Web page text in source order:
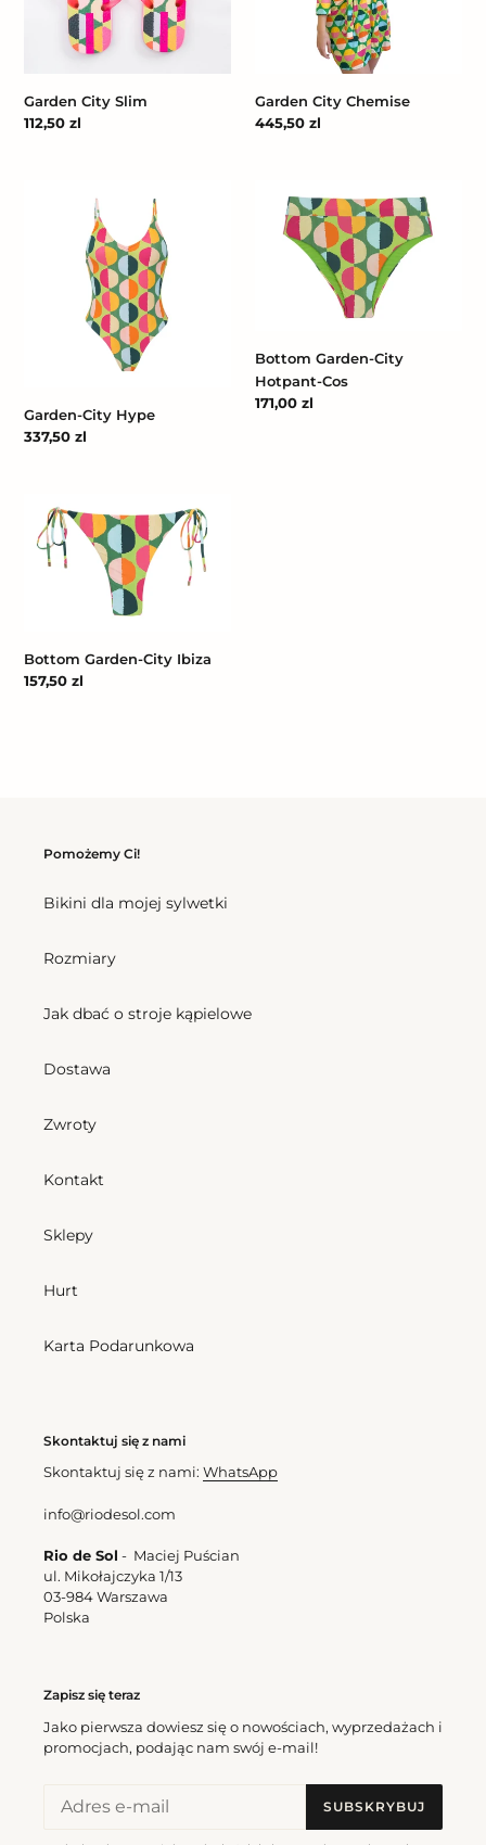
Garden City Slim
Cena
112,50 zl
Garden City Chemise
Cena
445,50 zl
Garden-City Hype
Cena
337,50 zl
Garden-
Hotpant-
Bottom Garden-City
Hotpant-Cos
Cena
171,00 zl
Bottom
Garden-
City
Ibiza
Bottom Garden-City Ibiza
Cena
157,50 zl
Pomożemy Ci!
Bikini dla mojej sylwetki
Rozmiary
Jak dbać o stroje kąpielowe
Dostawa
Zwroty
Kontakt
Sklepy
Hurt
Karta Podarunkowa
Skontaktuj się z nami
Skontaktuj się z nami: WhatsApp
info@riodesol.com
Rio de Sol - Maciej Puścian
ul. Mikołajczyka 1/13
03-984 Warszawa
Polska
Zapisz się teraz
Jako pierwsza dowiesz się o nowościach, wyprzedażach i
promocjach, podając nam swój e-mail!
SUBSKRYBUJ